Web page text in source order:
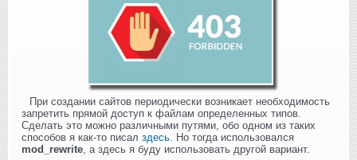
При создании сайтов периодически возникает необходимость
запретить прямой доступ к файлам определенных типов.
Сделать это можно различными путями, обо одном из таких
способов я как-то писал здесь. Но тогда использовался
mod_rewrite, а здесь я буду использовать другой вариант.